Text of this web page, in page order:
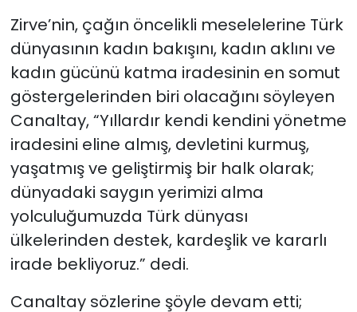
Zirve’nin, çağın öncelikli meselelerine Türk
dünyasının kadın bakışını, kadın aklını ve
kadın gücünü katma iradesinin en somut
göstergelerinden biri olacağını söyleyen
Canaltay, “Yıllardır kendi kendini yönetme
iradesini eline almış, devletini kurmuş,
yaşatmış ve geliştirmiş bir halk olarak;
dünyadaki saygın yerimizi alma
yolculuğumuzda Türk dünyası
ülkelerinden destek, kardeşlik ve kararlı
irade bekliyoruz.” dedi.
Canaltay sözlerine şöyle devam etti;